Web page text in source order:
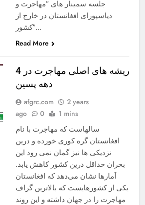
جلسه سمینار های “مهاجرت و
دیاسپورای افغانستان در خارج از
کشور”…
Read More
ریشه های اصلی مهاجرت در 4
دهه پسین
afgrc.com
2 years
ago
0 1 mins
سالهاست که مهاجرت با نام
افغانستان گره کوری خورده و درین
نزدیکی ها نیز گمان نمی رود این
بحران حداقل درین کشور کاهش یابد.
آمار‌ها نشان می‌دهد که افغانستان
یکی از کشورهایست که بالاترین گراف
مهاجرت را در جهان داشته و این روند